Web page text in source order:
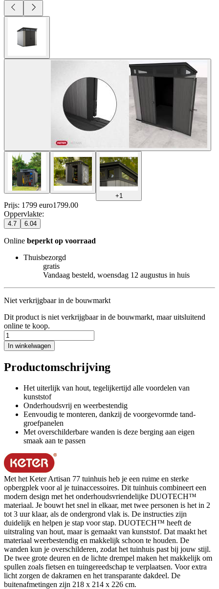
+1
Prijs: 1799 euro1799.00
Oppervlakte:
4.7 6.04
Online beperkt op voorraad
Thuisbezorgd
gratis
Vandaag besteld, woensdag 12 augustus in huis
Niet verkrijgbaar in de bouwmarkt
Dit product is niet verkrijgbaar in de bouwmarkt, maar uitsluitend
online te koop.
In winkelwagen
Productomschrijving
Het uiterlijk van hout, tegelijkertijd alle voordelen van
kunststof
Onderhoudsvrij en weerbestendig
Eenvoudig te monteren, dankzij de voorgevormde tand-
groefpanelen
Met overschilderbare wanden is deze berging aan eigen
smaak aan te passen
Met het Keter Artisan 77 tuinhuis heb je een ruime en sterke
opbergplek voor al je tuinaccessoires. Dit tuinhuis combineert een
modern design met het onderhoudsvriendelijke DUOTECH™
materiaal. Je bouwt het snel in elkaar, met twee personen is het in 2
tot 3 uur klaar, als de ondergrond vlak is. De instructies zijn
duidelijk en helpen je stap voor stap. DUOTECH™ heeft de
uitstraling van hout, maar is gemaakt van kunststof. Dat maakt het
materiaal weerbestendig en makkelijk schoon te houden. De
wanden kun je overschilderen, zodat het tuinhuis past bij jouw stijl.
De twee grote deuren en de lichte drempel maken het makkelijk om
spullen zoals fietsen en tuingereedschap te verplaatsen. Voor extra
licht zorgen de dakramen en het transparante dakdeel. De
buitenafmetingen zijn 218 x 214 x 226 cm.